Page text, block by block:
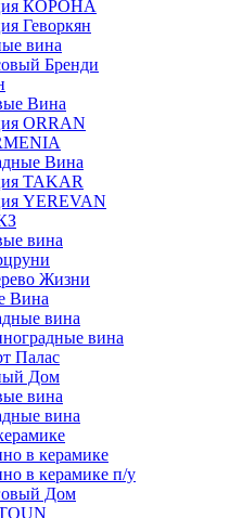
КОРОНА
Геворкян
вина
Бренди
Вина
ORRAN
Вина
TAKAR
YEREVAN
вина
Жизни
Вина
вина
вина
Палас
Дом
вина
вина
в керамике
в керамике п/у
Дом